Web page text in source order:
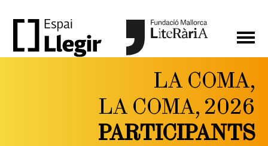
LA COMA,
LA COMA, 2026
PARTICIPANTS
FESTIVAL DE LITERATURA
I PENSAMENT CONTEMPORANI